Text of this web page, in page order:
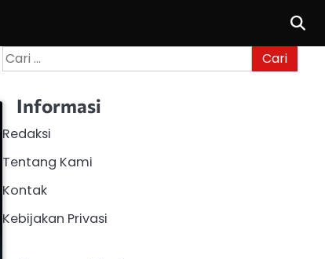
Cari
untuk:
Informasi
Redaksi
Tentang Kami
Kontak
Kebijakan Privasi